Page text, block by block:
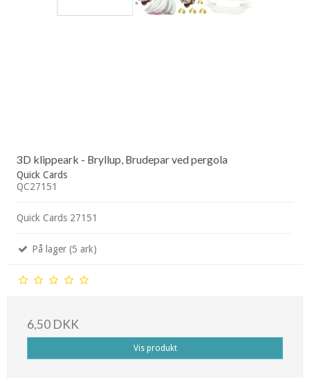
3D klippeark - Bryllup, Brudepar ved pergola
Quick Cards
QC27151
Quick Cards 27151
På lager (5 ark)
6,50 DKK
Vis produkt